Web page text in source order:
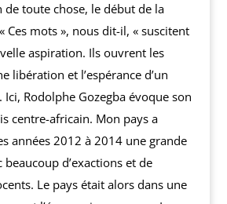
toute chose, le début de la
Ces mots », nous dit-il, « suscitent
aspiration. Ils ouvrent les
libération et l’espérance d’un
Rodolphe Gozegba évoque son
centre-africain. Mon pays a
années 2012 à 2014 une grande
d’exactions et de
Le pays était alors dans une